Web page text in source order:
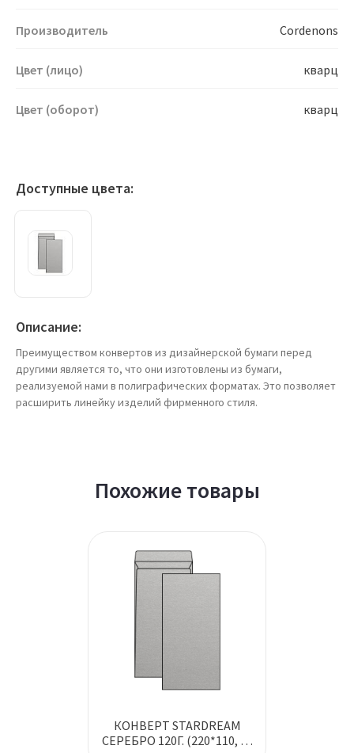
Производитель Cordenons
Цвет (лицо) кварц
Цвет (оборот) кварц
Доступные цвета:
Описание:
Преимуществом конвертов из дизайнерской бумаги перед
другими является то, что они изготовлены из бумаги,
реализуемой нами в полиграфических форматах. Это позволяет
расширить линейку изделий фирменного стиля.
Похожие товары
КОНВЕРТ STARDREAM
СЕРЕБРО 120Г. (220*110, Б/